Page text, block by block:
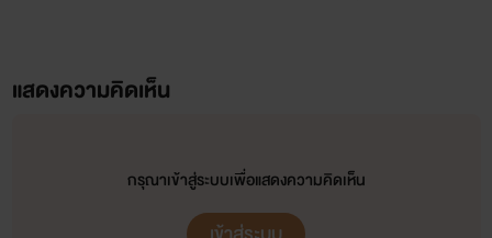
แสดงความคิดเห็น
กรุณาเข้าสู่ระบบเพื่อแสดงความคิดเห็น